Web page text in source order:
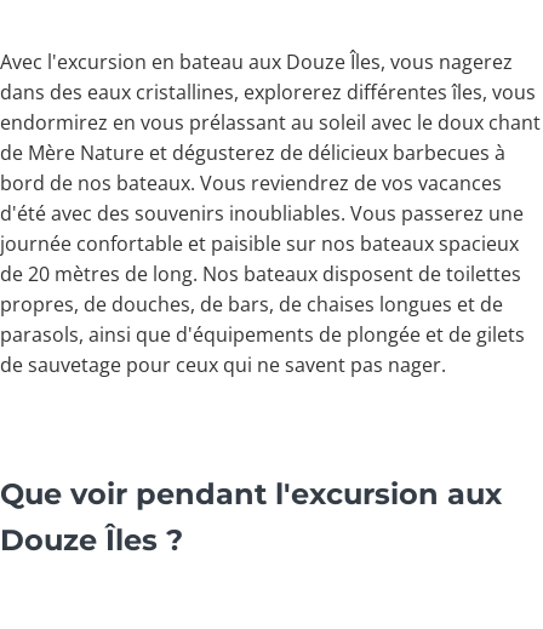
Avec l'excursion en bateau aux Douze Îles, vous nagerez
dans des eaux cristallines, explorerez différentes îles, vous
endormirez en vous prélassant au soleil avec le doux chant
de Mère Nature et dégusterez de délicieux barbecues à
bord de nos bateaux. Vous reviendrez de vos vacances
d'été avec des souvenirs inoubliables. Vous passerez une
journée confortable et paisible sur nos bateaux spacieux
de 20 mètres de long. Nos bateaux disposent de toilettes
propres, de douches, de bars, de chaises longues et de
parasols, ainsi que d'équipements de plongée et de gilets
de sauvetage pour ceux qui ne savent pas nager.
Que voir pendant l'excursion aux
Douze Îles ?